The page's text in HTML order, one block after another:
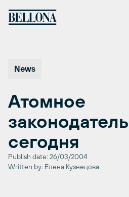
News
Атомное
сегодня
Publish date: 26/03/2004
Written by: Елена Кузнецова